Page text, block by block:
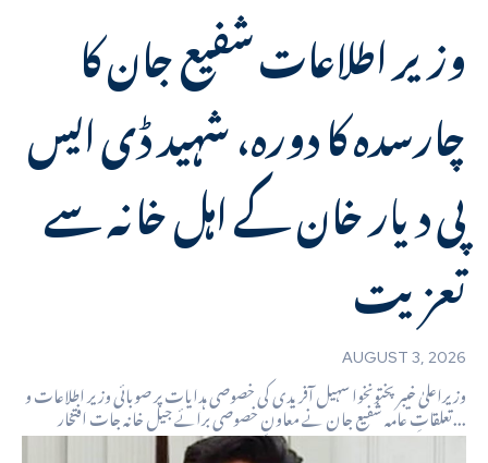
وزیر اطلاعات شفیع جان کا
چارسدہ کا دورہ، شہید ڈی ایس
پی دیار خان کے اہل خانہ سے
تعزیت
AUGUST 3, 2026
وزیراعلیٰ خیبرپختونخوا سہیل آفریدی کی خصوصی ہدایات پر صوبائی وزیر اطلاعات و
تعلقاتِ عامہ شفیع جان نے معاونِ خصوصی برائے جیل خانہ جات افتخار...